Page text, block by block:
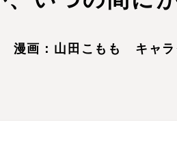
漫画：山田こもも キャラ